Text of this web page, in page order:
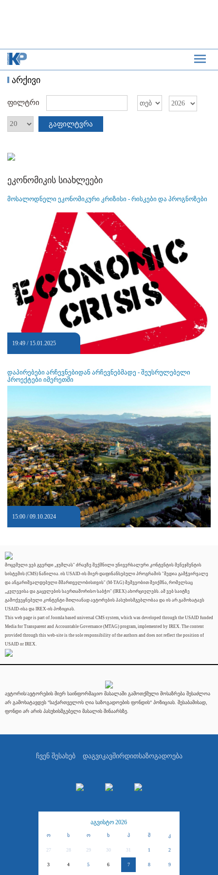
არქივი
ფილტრი
გაფილტვრა
ეკონომიკის სიახლეები
მოსალოდნელი ეკონომიკური კრიზისი - რისკები და პროგნოზები
19:49 / 15.01.2025
დაპირებები არჩევნებიდან არჩევნებმადე - შეუსრულებელი
პროექტები იმერეთში
15:00 / 09.10.2024
მოცემული ვებ გვერდი „ჯუმლას" ძრავზე შექმნილი უნივერსალური კონტენტის მენეჯმენტის
სისტემის (CMS) ნაწილია. ის USAID-ის მიერ დაფინანსებული პროგრამის "მედია გამჭვირვალე
და ანგარიშვალდებული მმართველობისთვის" (M-TAG) მეშვეობით შეიქმნა, რომელსაც
„კვლევისა და გაცვლების საერთაშორისო საბჭო" (IREX) ახორციელებს. ამ ვებ საიტზე
გამოქვეყნებული კონტენტი მთლიანად ავტორების პასუხისმგებლობაა და ის არ გამოხატავს
USAID-ისა და IREX-ის პოზიციას.
This web page is part of Joomla based universal CMS system, which was developed through the USAID funded
Media for Transparent and Accountable Governance (MTAG) program, implemented by IREX. The content
provided through this web-site is the sole responsibility of the authors and does not reflect the position of
USAID or IREX.
ავტორის/ავტორების მიერ საინფორმაციო მასალაში გამოთქმული მოსაზრება შესაძლოა
არ გამოხატავდეს "საქართველოს ღია საზოგადოების ფონდის" პოზიციას. შესაბამისად,
ფონდი არ არის პასუხისმგებელი მასალის შინაარსზე.
ჩვენ შესახებ დაგვიკავშირდითსაზოგადოება
აგვისტო 2026
ო ს ო ხ პ შ კ
27 28 29 30 31 1 2
3 4 5 6 7 8 9